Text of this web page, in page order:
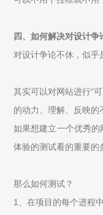
四、如何解决对设计
对设计争论不休，似乎
其实可以对网站进行“
的动力、理解、反映的
如果想建立一个优秀
体验的测试看的重要的
那么如何测试？
1、在项目的每个进程